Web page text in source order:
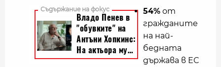
54% от
гражданите
на най-
бедната
държава в ЕС